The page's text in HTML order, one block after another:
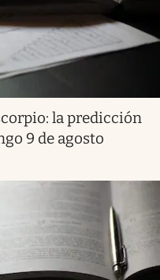
la predicción
9 de agosto